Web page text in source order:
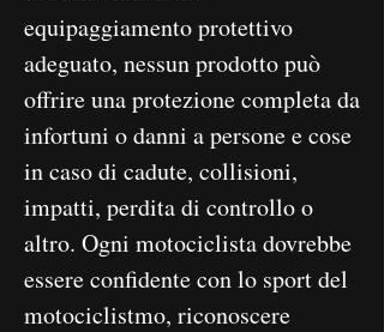
equipaggiamento protettivo
adeguato, nessun prodotto può
offrire una protezione completa da
infortuni o danni a persone e cose
in caso di cadute, collisioni,
impatti, perdita di controllo o
altro. Ogni motociclista dovrebbe
essere confidente con lo sport del
motociclistmo, riconoscere